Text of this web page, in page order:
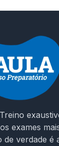
exames
verdade é